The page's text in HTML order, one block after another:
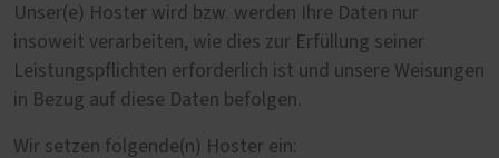
Unser(e) Hoster wird bzw. werden Ihre Daten nur
insoweit verarbeiten, wie dies zur Erfüllung seiner
Leistungspflichten erforderlich ist und unsere Weisungen
in Bezug auf diese Daten befolgen.
Wir setzen folgende(n) Hoster ein: